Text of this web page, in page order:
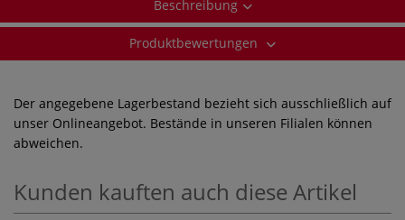
Beschreibung
Produktbewertungen
Der angegebene Lagerbestand bezieht sich ausschließlich auf
unser Onlineangebot. Bestände in unseren Filialen können
abweichen.
Kunden kauften auch diese Artikel